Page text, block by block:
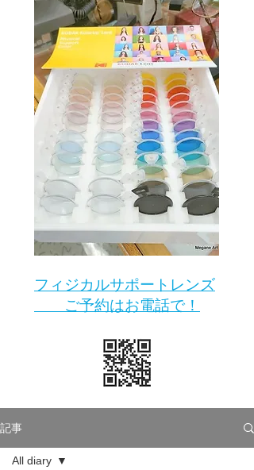
​フィジカルサポートレンズ
ご予約はお電話で！
記事
All diary